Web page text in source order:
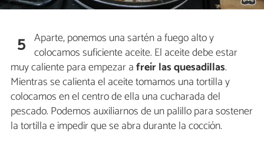
5 Aparte, ponemos una sartén a fuego alto y
colocamos suficiente aceite. El aceite debe estar
muy caliente para empezar afreír las quesadillas.
Mientras se calienta el aceite tomamos una tortilla y
colocamos en el centro de ella una cucharada del
pescado. Podemos auxiliarnos de un palillo para sostener
la tortilla e impedir que se abra durante la cocción.